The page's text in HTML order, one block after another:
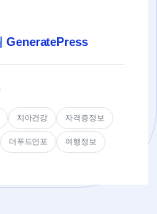
GeneratePress
치아건강 자격증정보
더푸드인포 여행정보